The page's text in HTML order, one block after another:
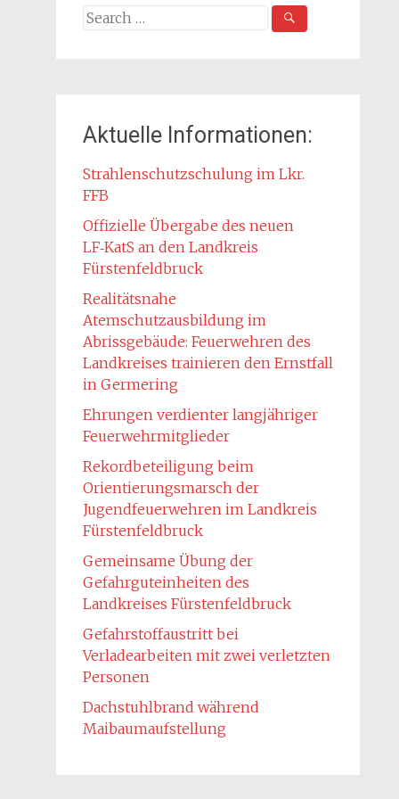
Search
Aktuelle Informationen:
Strahlenschutzschulung im Lkr.
FFB
Offizielle Übergabe des neuen
LF‑KatS an den Landkreis
Fürstenfeldbruck
Realitätsnahe
Atemschutzausbildung im
Abrissgebäude: Feuerwehren des
Landkreises trainieren den Ernstfall
in Germering
Ehrungen verdienter langjähriger
Feuerwehrmitglieder
Rekordbeteiligung beim
Orientierungsmarsch der
Jugendfeuerwehren im Landkreis
Fürstenfeldbruck
Gemeinsame Übung der
Gefahrguteinheiten des
Landkreises Fürstenfeldbruck
Gefahrstoffaustritt bei
Verladearbeiten mit zwei verletzten
Personen
Dachstuhlbrand während
Maibaumaufstellung